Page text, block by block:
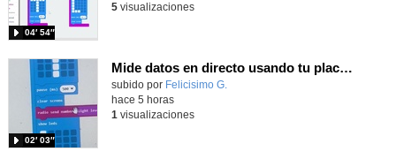
04′ 54″
5visualizaciones
Mide datos en directo usando tu placa microbit y programando con MakeCode dos placas conectadas por radio
Contenido educativo.
subido por Felicisimo G.
02′ 03″
hace 5 horas
1 visualizaciones